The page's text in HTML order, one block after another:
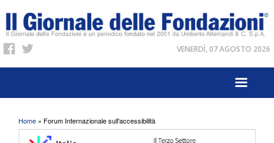
VENERDÌ, 07 AGOSTO 2026
Tu sei qui
Home » Forum Internazionale sull'accessibilità